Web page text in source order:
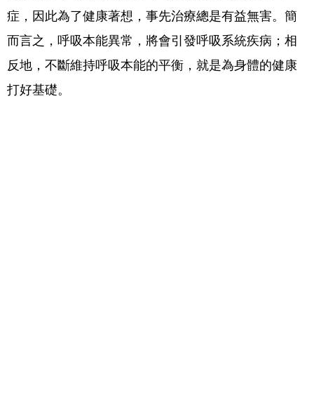
症，因此為了健康著想，事先治療總是有益無害。簡
而言之，呼吸本能異常，將會引發呼吸系統疾病；相
反地，不斷維持呼吸本能的平衡，就是為身體的健康
打好基礎。